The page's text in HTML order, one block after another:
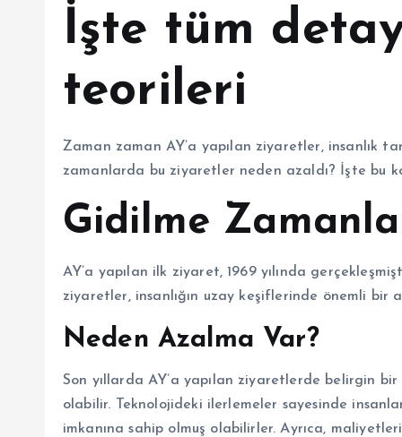
İşte tüm
teorileri
Zaman zaman AY’a yapılan ziyaretler, insanlık
zamanlarda bu ziyaretler neden azaldı? İşte bu
Gidilme
AY’a yapılan ilk ziyaret, 1969 yılında
ziyaretler, insanlığın uzay keşiflerinde önemli bir
Neden Azalma Var?
Son yıllarda AY’a yapılan ziyaretlerde belirgin
olabilir. Teknolojideki ilerlemeler sayesinde
imkanına sahip olmuş olabilirler. Ayrıca,